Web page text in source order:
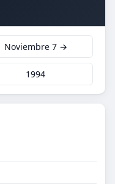
Noviembre 7 →
1994